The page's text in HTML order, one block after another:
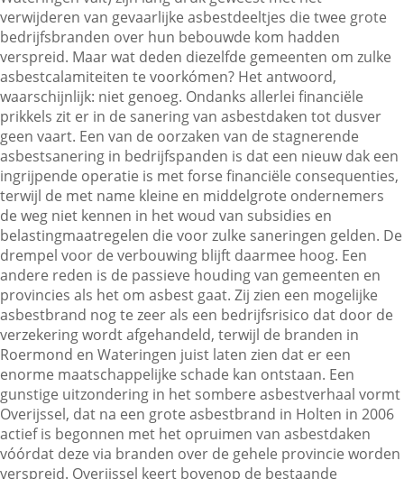
Contactgegevens
Zoeken
verwijderen van gevaarlijke asbestdeeltjes die twee grote
bedrijfsbranden over hun bebouwde kom hadden
verspreid. Maar wat deden diezelfde gemeenten om zulke
asbestcalamiteiten te voorkómen? Het antwoord,
waarschijnlijk: niet genoeg. Ondanks allerlei financiële
prikkels zit er in de sanering van asbestdaken tot dusver
geen vaart. Een van de oorzaken van de stagnerende
asbestsanering in bedrijfspanden is dat een nieuw dak een
ingrijpende operatie is met forse financiële consequenties,
terwijl de met name kleine en middelgrote ondernemers
de weg niet kennen in het woud van subsidies en
belastingmaatregelen die voor zulke saneringen gelden. De
drempel voor de verbouwing blijft daarmee hoog. Een
andere reden is de passieve houding van gemeenten en
provincies als het om asbest gaat. Zij zien een mogelijke
asbestbrand nog te zeer als een bedrijfsrisico dat door de
verzekering wordt afgehandeld, terwijl de branden in
Roermond en Wateringen juist laten zien dat er een
enorme maatschappelijke schade kan ontstaan. Een
gunstige uitzondering in het sombere asbestverhaal vormt
Overijssel, dat na een grote asbestbrand in Holten in 2006
actief is begonnen met het opruimen van asbestdaken
vóórdat deze via branden over de gehele provincie worden
verspreid. Overijssel keert bovenop de bestaande